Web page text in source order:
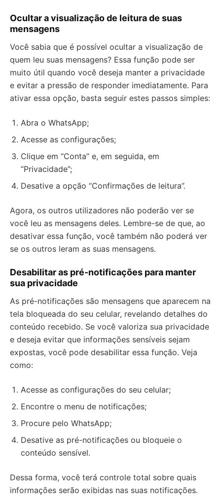
Ocultar a visualização de leitura de suas
mensagens
Você sabia que é possível ocultar a visualização de
quem leu suas mensagens? Essa função pode ser
muito útil quando você deseja manter a privacidade
e evitar a pressão de responder imediatamente. Para
ativar essa opção, basta seguir estes passos simples:
Abra o WhatsApp;
Acesse as configurações;
Clique em “Conta” e, em seguida, em
“Privacidade”;
Desative a opção “Confirmações de leitura”.
Agora, os outros utilizadores não poderão ver se
você leu as mensagens deles. Lembre-se de que, ao
desativar essa função, você também não poderá ver
se os outros leram as suas mensagens.
Desabilitar as pré-notificações para manter
sua privacidade
As pré-notificações são mensagens que aparecem na
tela bloqueada do seu celular, revelando detalhes do
conteúdo recebido. Se você valoriza sua privacidade
e deseja evitar que informações sensíveis sejam
expostas, você pode desabilitar essa função. Veja
como:
Acesse as configurações do seu celular;
Encontre o menu de notificações;
Procure pelo WhatsApp;
Desative as pré-notificações ou bloqueie o
conteúdo sensível.
Dessa forma, você terá controle total sobre quais
informações serão exibidas nas suas notificações.